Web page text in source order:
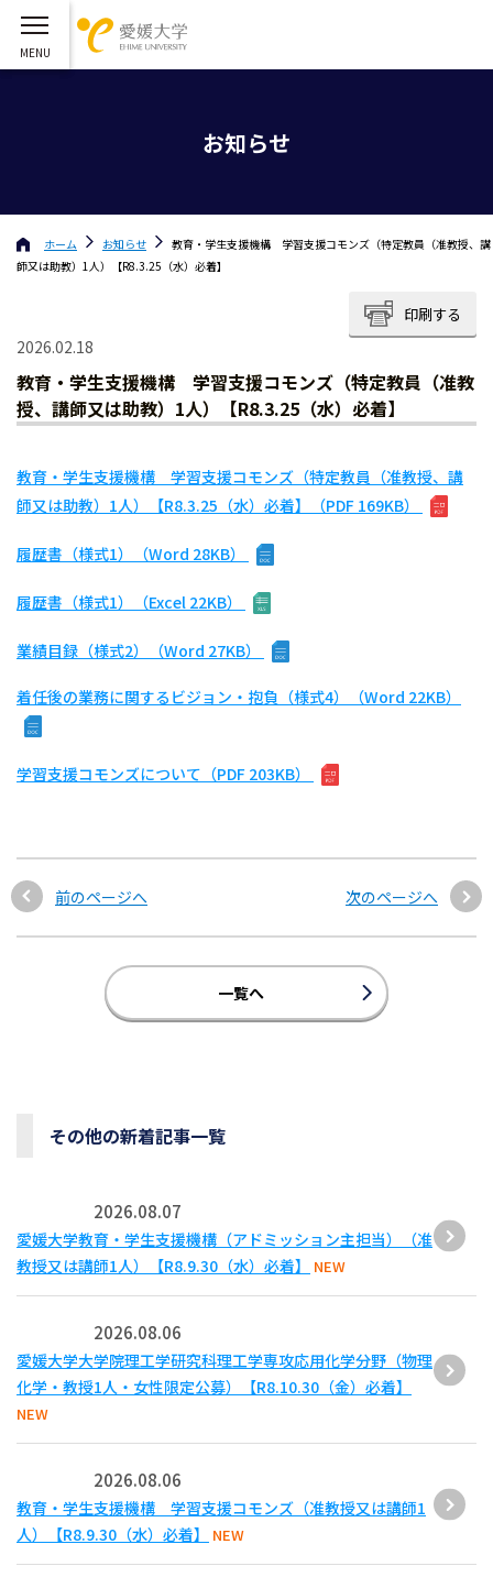
お知らせ
ホーム お知らせ
教育・学生支援機構 学習支援コモンズ（特定教員（准教授、講
師又は助教）1人）【R8.3.25（水）必着】
印刷する
2026.02.18
教育・学生支援機構 学習支援コモンズ（特定教員（准教
授、講師又は助教）1人）【R8.3.25（水）必着】
教育・学生支援機構 学習支援コモンズ（特定教員（准教授、講
師又は助教）1人）【R8.3.25（水）必着】（PDF 169KB）
履歴書（様式1）（Word 28KB）
履歴書（様式1）（Excel 22KB）
業績目録（様式2）（Word 27KB）
着任後の業務に関するビジョン・抱負（様式4）（Word 22KB）
学習支援コモンズについて（PDF 203KB）
前のページへ 次のページへ
一覧へ
その他の新着記事一覧
2026.08.07
愛媛大学教育・学生支援機構（アドミッション主担当）（准
教授又は講師1人）【R8.9.30（水）必着】
NEW
2026.08.06
愛媛大学大学院理工学研究科理工学専攻応用化学分野（物理
化学・教授1人・女性限定公募）【R8.10.30（金）必着】
NEW
2026.08.06
教育・学生支援機構 学習支援コモンズ（准教授又は講師1
人）【R8.9.30（水）必着】
NEW